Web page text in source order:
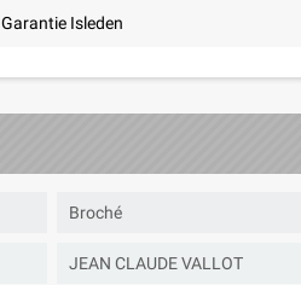
Garantie Isleden
Broché
JEAN CLAUDE VALLOT